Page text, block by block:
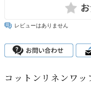
レビューはありません
コットンリネンワ